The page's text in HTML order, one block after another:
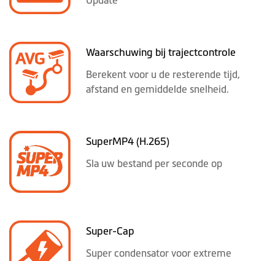
Waarschuwing bij trajectcontrole
Berekent voor u de resterende tijd,
afstand en gemiddelde snelheid.
SuperMP4 (H.265)
Sla uw bestand per seconde op
Super-Cap
Super condensator voor extreme